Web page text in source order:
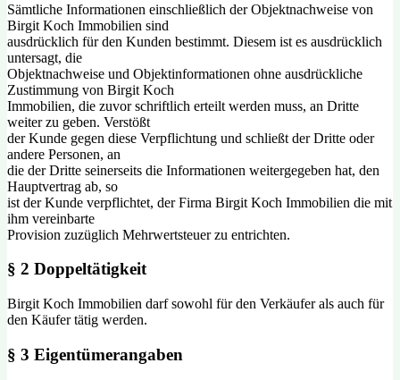
Sämtliche Informationen einschließlich der Objektnachweise von
Birgit Koch Immobilien sind
ausdrücklich für den Kunden bestimmt. Diesem ist es ausdrücklich
untersagt, die
Objektnachweise und Objektinformationen ohne ausdrückliche
Zustimmung von Birgit Koch
Immobilien, die zuvor schriftlich erteilt werden muss, an Dritte
weiter zu geben. Verstößt
der Kunde gegen diese Verpflichtung und schließt der Dritte oder
andere Personen, an
die der Dritte seinerseits die Informationen weitergegeben hat, den
Hauptvertrag ab, so
ist der Kunde verpflichtet, der Firma Birgit Koch Immobilien die mit
ihm vereinbarte
Provision zuzüglich Mehrwertsteuer zu entrichten.
§ 2 Doppeltätigkeit
Birgit Koch Immobilien darf sowohl für den Verkäufer als auch für
den Käufer tätig werden.
§ 3 Eigentümerangaben